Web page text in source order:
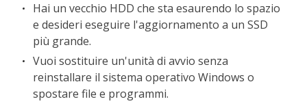
Hai un vecchio HDD che sta esaurendo lo spazio
e desideri eseguire l'aggiornamento a un SSD
più grande.
Vuoi sostituire un'unità di avvio senza
reinstallare il sistema operativo Windows o
spostare file e programmi.